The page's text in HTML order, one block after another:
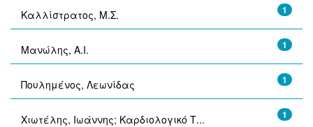
1
Καλλίστρατος, Μ.Σ.
1
Μανώλης, Α.Ι.
1
Πουλημένος, Λεωνίδας
1
Χιωτέλης, Ιωάννης; Καρδιολογικό Τ...